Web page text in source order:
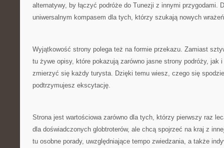
alternatywy, by łączyć podróże do Tunezji z innymi przygodami.
uniwersalnym kompasem dla tych, którzy szukają nowych
Wyjątkowość strony polega też na formie przekazu. Zamiast
tu żywe opisy, które pokazują zarówno jasne strony podróży, jak
zmierzyć się każdy turysta. Dzięki temu wiesz, czego się
podtrzymujesz ekscytację.
Strona jest wartościowa zarówno dla tych, którzy pierwszy raz
dla doświadczonych globtroterów, ale chcą spojrzeć na kraj z
tu osobne porady, uwzględniające tempo zwiedzania, a także